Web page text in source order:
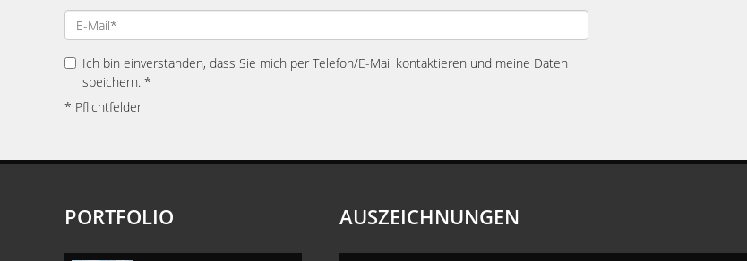
Ich bin einverstanden, dass Sie mich per Telefon/E-Mail kontaktieren und meine Daten
speichern. *
* Pflichtfelder
PORTFOLIO AUSZEICHNUNGEN